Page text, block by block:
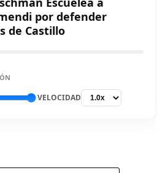
por defender
de Castillo
VELOCIDAD